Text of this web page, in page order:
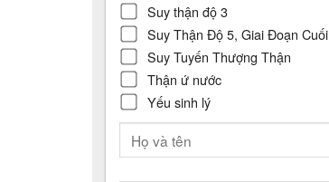
Suy thận độ 3
Suy Thận Độ 5, Giai Đoạn Cuối
Suy Tuyến Thượng Thận
Thận ứ nước
Yếu sinh lý